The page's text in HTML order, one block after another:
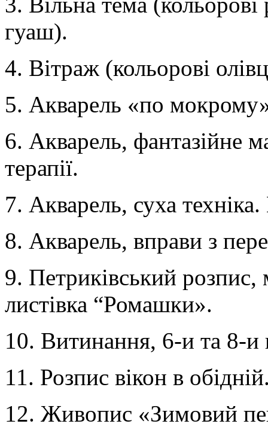
гуаш).
4. Вітраж (кольорові
5. Акварель «по
6. Акварель, фантазійне
терапії.
7. Акварель, суха
8. Акварель, вправи з
9. Петриківський
листівка “Ромашки».
10. Витинання, 6-и та 8-и
11. Розпис вікон в
12. Живопис «Зимовий